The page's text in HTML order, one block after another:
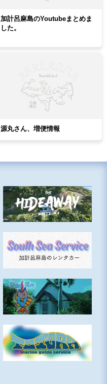
加計呂麻島のYoutubeまとめま
した。
源丸さん、増便情報